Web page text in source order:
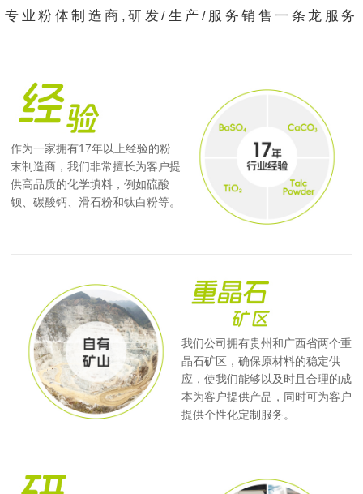
专业粉体制造商,研发/生产/服务销售一条龙服务
作为一家拥有17年以上经验的粉
末制造商，我们非常擅长为客户提
供高品质的化学填料，例如硫酸
钡、碳酸钙、滑石粉和钛白粉等。
我们公司拥有贵州和广西省两个重
晶石矿区，确保原材料的稳定供
应，使我们能够以及时且合理的成
本为客户提供产品，同时可为客户
提供个性化定制服务。